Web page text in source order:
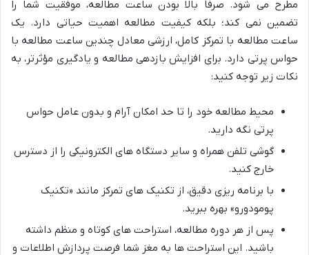
مطرح می شود. صرفاً بالا بودن ساعت مطالعه، موفقیت شما را
تضمین نمی کند؛ بلکه کیفیت مطالعه اهمیت حیاتی دارد. یک
ساعت مطالعه با تمرکز کامل، ارزشی معادل چندین ساعت مطالعه با
حواس پرتی دارد. برای افزایش بازدهی مطالعه و یادگیری مؤثرتر، به
نکات زیر توجه کنید:
محیط مطالعه خود را تا حد امکان آرام و بدون عامل حواس
پرتی نگه دارید.
گوشی تلفن همراه و سایر دستگاه های الکترونیکی را از دسترس
خارج کنید.
با برنامه ریزی دقیق، از تکنیک های تمرکز مانند «تکنیک
پومودورو» بهره ببرید.
پس از هر دوره مطالعه، استراحت های کوتاه و منظم داشته
باشید. این استراحت ها به مغز شما فرصت پردازش اطلاعات و